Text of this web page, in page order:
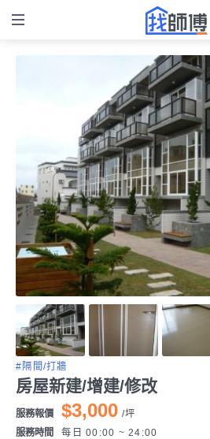
#隔間/打牆
房屋新建/增建/修改
服務報價 $3,000 /坪
服務時間
每日 00:00 ~ 24:00